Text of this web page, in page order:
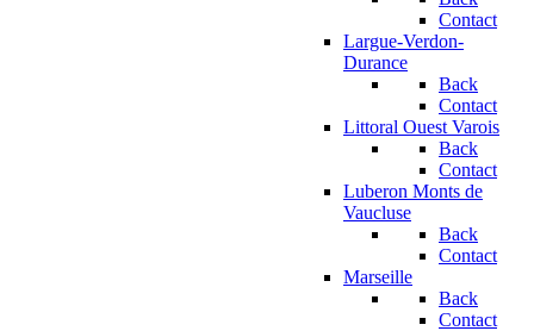
Contact
Largue-Verdon-
Durance
Back
Contact
Littoral Ouest Varois
Back
Contact
Luberon Monts de
Vaucluse
Back
Contact
Marseille
Back
Contact